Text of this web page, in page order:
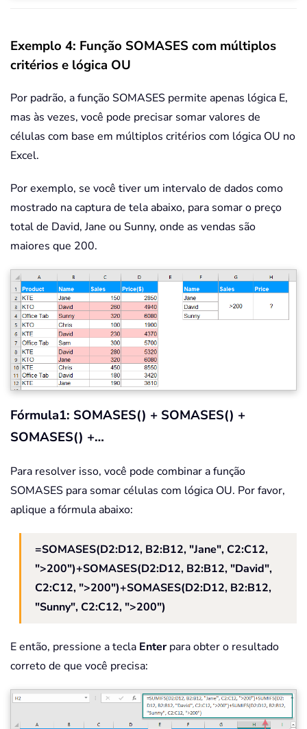
Exemplo 4: Função SOMASES com múltiplos
critérios e lógica OU
Por padrão, a função SOMASES permite apenas lógica E,
mas às vezes, você pode precisar somar valores de
células com base em múltiplos critérios com lógica OU no
Excel.
Por exemplo, se você tiver um intervalo de dados como
mostrado na captura de tela abaixo, para somar o preço
total de David, Jane ou Sunny, onde as vendas são
maiores que 200.
Fórmula1: SOMASES() + SOMASES() +
SOMASES() +…
Para resolver isso, você pode combinar a função
SOMASES para somar células com lógica OU. Por favor,
aplique a fórmula abaixo:
=SOMASES(D2:D12, B2:B12, "Jane", C2:C12,
">200")+SOMASES(D2:D12, B2:B12, "David",
C2:C12, ">200")+SOMASES(D2:D12, B2:B12,
"Sunny", C2:C12, ">200")
E então, pressione a tecla Enterpara obter o resultado
correto de que você precisa: